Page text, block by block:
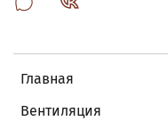
Главная
Вентиляция